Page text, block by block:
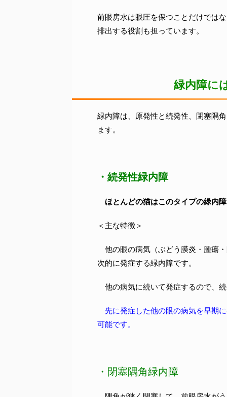
前眼房水は眼圧を保つことだけでは
排出する役割も担っています。
緑内障に
緑内障は、原発性と続発性、閉塞隅
ます。
・続発性緑内障
ほとんどの猫はこのタイプの緑内
＜主な特徴＞
他の眼の病気（ぶどう膜炎・腫瘍
次的に発症する緑内障です。
他の病気に続いて発症するので、
先に発症した他の眼の病気を早期
可能です。
・閉塞隅角緑内障